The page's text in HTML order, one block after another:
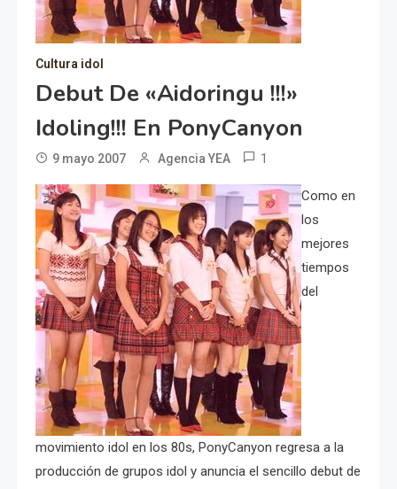
Cultura idol
Debut De «Aidoringu !!!»
Idoling!!! En PonyCanyon
9 mayo 2007 Agencia YEA 1
Como en
los
mejores
tiempos
del
movimiento idol en los 80s, PonyCanyon regresa a la
producción de grupos idol y anuncia el sencillo debut de